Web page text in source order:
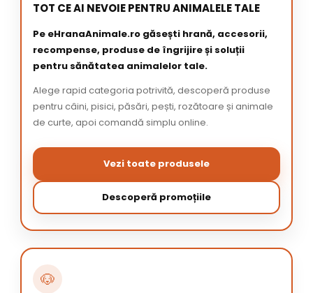
TOT CE AI NEVOIE PENTRU ANIMALELE TALE
Pe eHranaAnimale.ro găsești hrană, accesorii,
recompense, produse de îngrijire și soluții
pentru sănătatea animalelor tale.
Alege rapid categoria potrivită, descoperă produse
pentru câini, pisici, păsări, pești, rozătoare și animale
de curte, apoi comandă simplu online.
Vezi toate produsele
Descoperă promoțiile
🐶